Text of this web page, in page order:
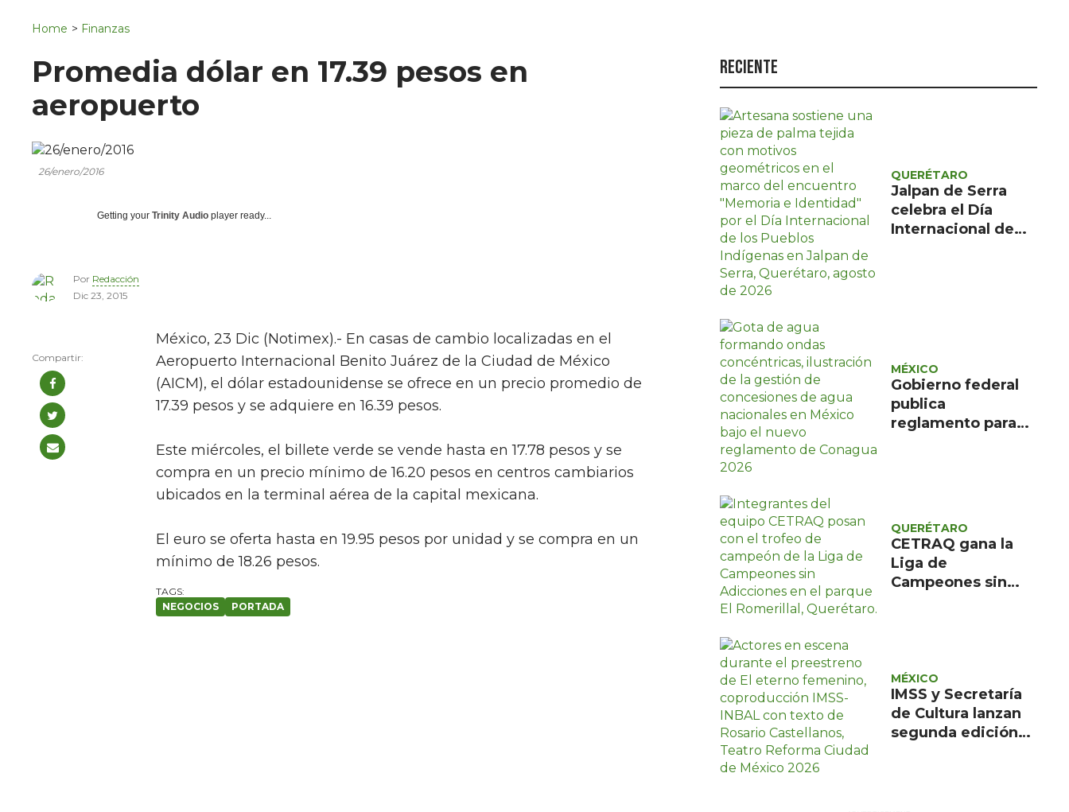
Política
Turismo
Estilo de vida
Opinión
Home > Finanzas
Promedia dólar en 17.39 pesos en
aeropuerto
26/enero/2016
Getting your Trinity Audio player ready...
Por Redacción
Dic 23, 2015
México, 23 Dic (Notimex).- En casas de cambio localizadas en el
Aeropuerto Internacional Benito Juárez de la Ciudad de México
(AICM), el dólar estadounidense se ofrece en un precio promedio de
17.39 pesos y se adquiere en 16.39 pesos.
Este miércoles, el billete verde se vende hasta en 17.78 pesos y se
compra en un precio mínimo de 16.20 pesos en centros cambiarios
ubicados en la terminal aérea de la capital mexicana.
El euro se oferta hasta en 19.95 pesos por unidad y se compra en un
mínimo de 18.26 pesos.
NEGOCIOS PORTADA
Reciente
QUERÉTARO
Jalpan de Serra
celebra el Día
Internacional de
MÉXICO
Gobierno federal
publica
reglamento para
QUERÉTARO
CETRAQ gana la
Liga de
Campeones sin
MÉXICO
IMSS y Secretaría
de Cultura lanzan
segunda edición